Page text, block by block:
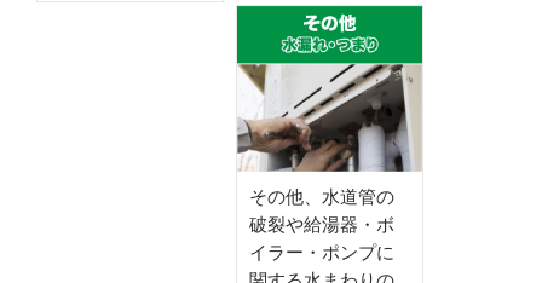
その他、水道管の
破裂や給湯器・ボ
イラー・ポンプに